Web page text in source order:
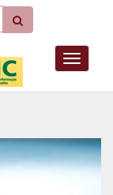
Toggle